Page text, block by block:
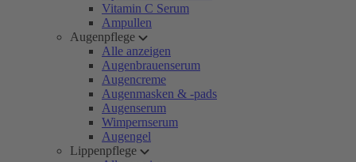
Vitamin C Serum
Ampullen
Augenpflege
Alle anzeigen
Augenbrauenserum
Augencreme
Augenmasken & -pads
Augenserum
Wimpernserum
Augengel
Lippenpflege